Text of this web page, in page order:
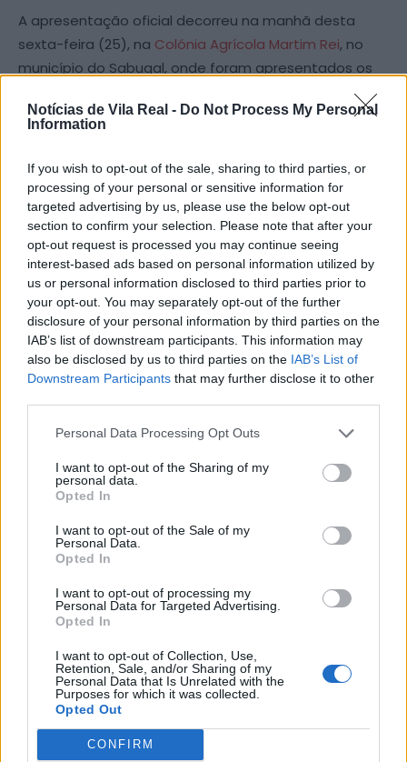
Notícias de Vila Real - Do Not Process My Personal
Information
If you wish to opt-out of the sale, sharing to third parties, or
processing of your personal or sensitive information for
targeted advertising by us, please use the below opt-out
section to confirm your selection. Please note that after your
opt-out request is processed you may continue seeing
interest-based ads based on personal information utilized by
us or personal information disclosed to third parties prior to
your opt-out. You may separately opt-out of the further
disclosure of your personal information by third parties on the
IAB’s list of downstream participants. This information may
also be disclosed by us to third parties on the IAB’s List of
Downstream Participants that may further disclose it to other
Personal Data Processing Opt Outs
I want to opt-out of the Sharing of my
personal data.
Opted In
I want to opt-out of the Sale of my
Personal Data.
Opted In
I want to opt-out of processing my
Personal Data for Targeted Advertising.
Opted In
I want to opt-out of Collection, Use,
Retention, Sale, and/or Sharing of my
Personal Data that Is Unrelated with the
Purposes for which it was collected.
Opted Out
CONFIRM
A apresentação oficial decorreu na manhã desta
sexta-feira (25), na Colónia Agrícola Martim Rei, no
município do Sabugal, onde foram apresentados os
valorização daCastanha Portuguesa, que contará
A gala pretende reunir produtores, empresários,
artesãos, gastrónomos, investigadores e demais
interessados nesta cultura. O evento será “um ponto
de encontro entre o
passado e o futuro
“, informou a
REFCAST.
As candidaturas aos prémios daGala da Castanha
2024
já estão abertas, devendo ser submetidas,
através de umformulário, até ao dia06 de novembro
Durante o evento serão ainda reconhecidos os
Portuguesanos domínios da comunicação, cultura,
inovação agroalimentar, gastronomia e governança.
A organização disponibiliza mais informações sobre o
https://castanhaportuguesa.pt/candidaturas-a-
premios/.